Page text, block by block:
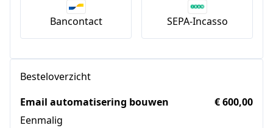
Bancontact SEPA-Incasso
Besteloverzicht
Email automatisering bouwen
Eenmalig
€ 600,00